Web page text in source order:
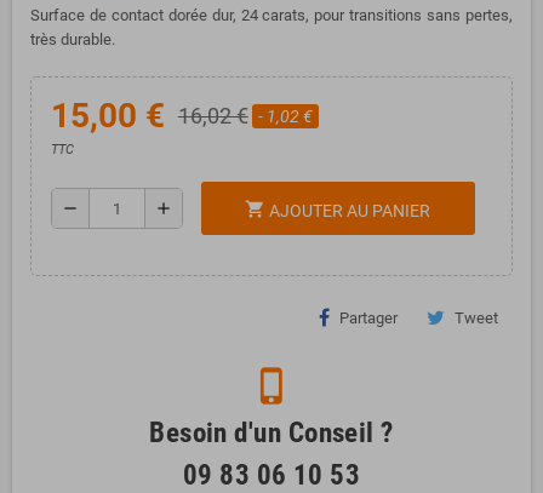
Surface de contact dorée dur, 24 carats, pour transitions sans pertes,
très durable.
15,00 € 16,02 € - 1,02 €
TTC
remove add shopping_cart AJOUTER AU PANIER
Partager Tweet
phone_iphone
Besoin d'un Conseil ?
09 83 06 10 53